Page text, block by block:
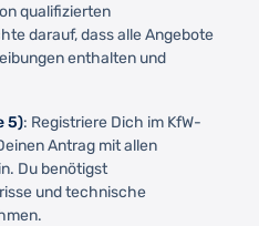
qualifizierten
darauf, dass alle Angebote
enthalten und
5): Registriere Dich im KfW-
Antrag mit allen
Du benötigst
und technische